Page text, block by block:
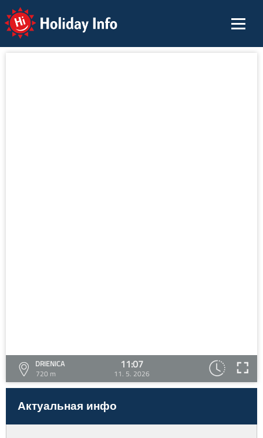
Holiday Info
DRIENICA
720 m
11:07
11. 5. 2026
Актуальная инфо